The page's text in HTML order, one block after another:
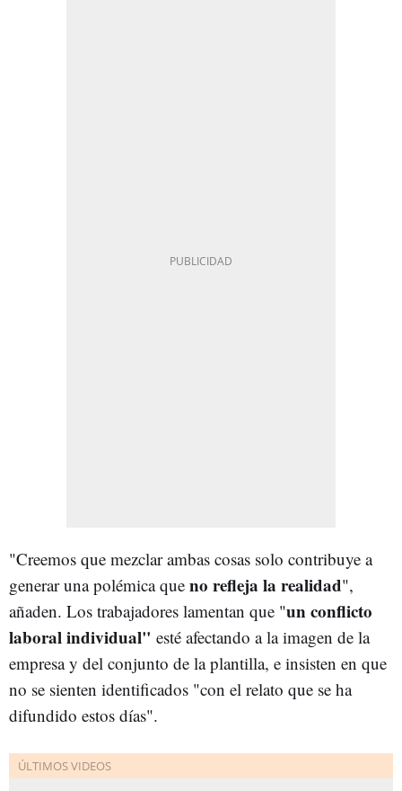
"Creemos que mezclar ambas cosas solo contribuye a
generar una polémica que no refleja la realidad",
añaden. Los trabajadores lamentan que "un conflicto
laboral individual" esté afectando a la imagen de la
empresa y del conjunto de la plantilla, e insisten en que
no se sienten identificados "con el relato que se ha
difundido estos días".